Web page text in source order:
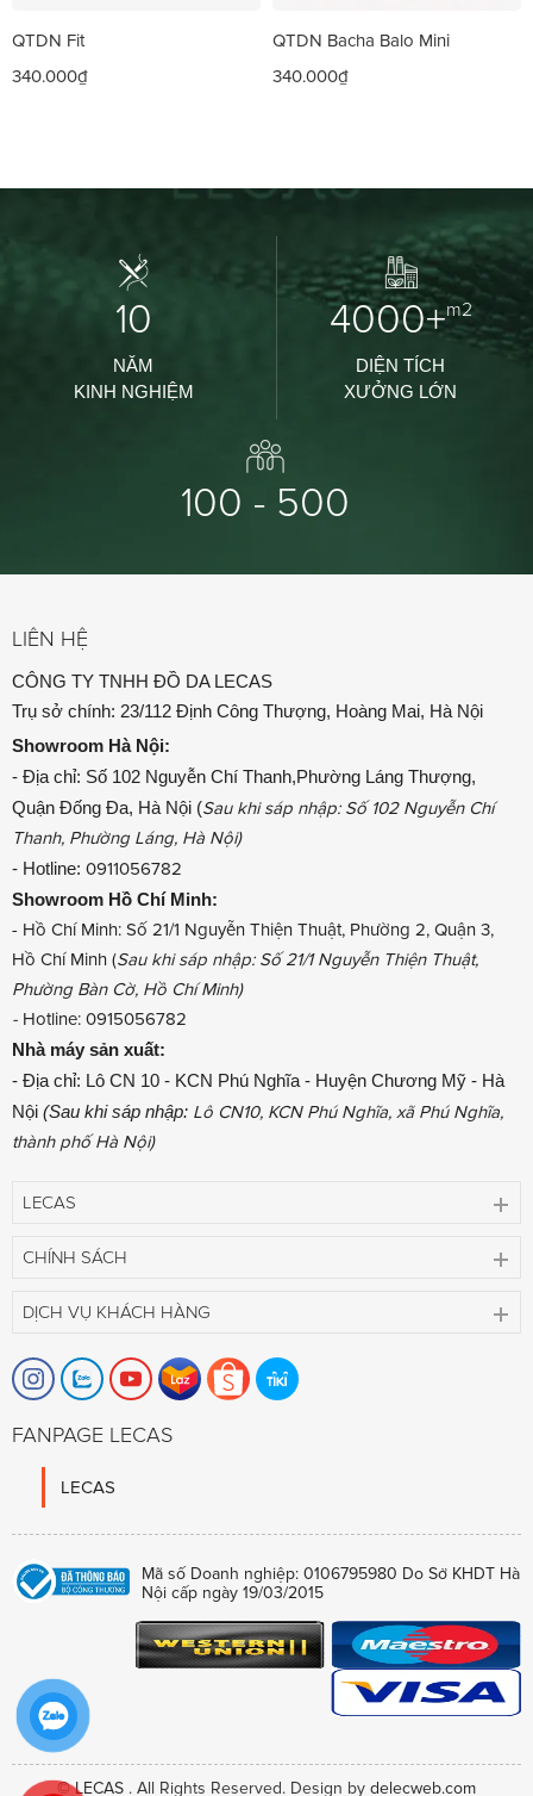
QTDN Fit
340.000₫
QTDN Bacha Balo Mini
340.000₫
10
NĂM
KINH NGHIỆM
4000+m2
DIỆN TÍCH
XƯỞNG LỚN
100 - 500
LIÊN HỆ
CÔNG TY TNHH ĐỒ DA LECAS
Trụ sở chính: 23/112 Định Công Thượng, Hoàng Mai, Hà Nội
Showroom Hà Nội:
- Địa chỉ: Số 102 Nguyễn Chí Thanh,Phường Láng Thượng,
Quận Đống Đa, Hà Nội (Sau khi sáp nhập: Số 102 Nguyễn Chí
Thanh, Phường Láng, Hà Nội)
- Hotline: 0911056782
Showroom Hồ Chí Minh:
- Hồ Chí Minh: Số 21/1 Nguyễn Thiện Thuật, Phường 2, Quận 3,
Hồ Chí Minh (Sau khi sáp nhập: Số 21/1 Nguyễn Thiện Thuật,
Phường Bàn Cờ, Hồ Chí Minh)
- Hotline: 0915056782
Nhà máy sản xuất:
- Địa chỉ: Lô CN 10 - KCN Phú Nghĩa - Huyện Chương Mỹ - Hà
Nội (Sau khi sáp nhập: Lô CN10, KCN Phú Nghĩa, xã Phú Nghĩa,
thành phố Hà Nội)
LECAS
CHÍNH SÁCH
DỊCH VỤ KHÁCH HÀNG
FANPAGE LECAS
LECAS
Mã số Doanh nghiệp: 0106795980 Do Sở KHDT Hà
Nội cấp ngày 19/03/2015
©LECAS . All Rights Reserved. Design by delecweb.com